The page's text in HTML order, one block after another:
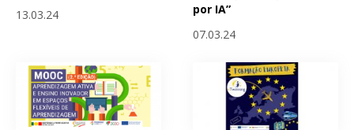
13.03.24
por IA”
07.03.24